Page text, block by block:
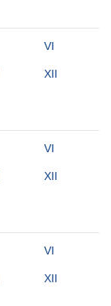
VI
XII
VI
XII
VI
XII